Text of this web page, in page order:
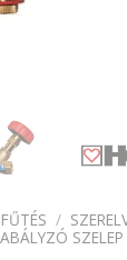
/
SZELEP